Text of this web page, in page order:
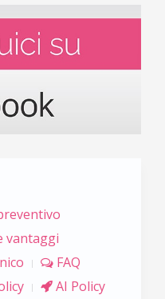
vantaggi
FAQ
AI Policy